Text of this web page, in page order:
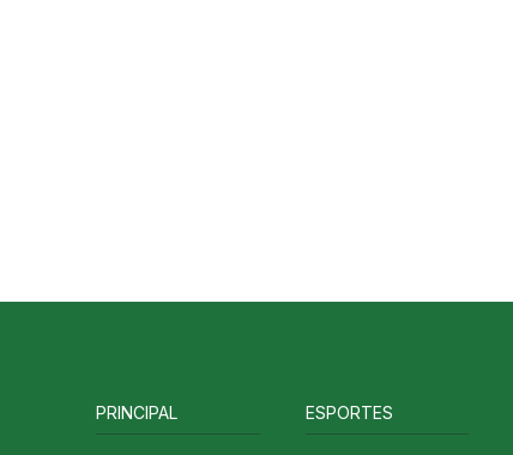
PRINCIPAL ESPORTES